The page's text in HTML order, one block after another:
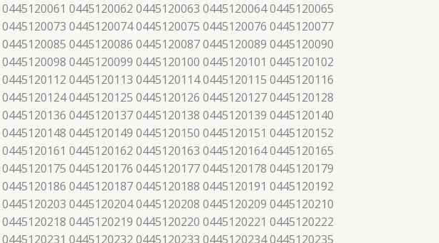
0445120062 0445120063 0445120064 0445120065
0445120074 0445120075 0445120076 0445120077
0445120086 0445120087 0445120089 0445120090
0445120099 0445120100 0445120101 0445120102
0445120113 0445120114 0445120115 0445120116
0445120125 0445120126 0445120127 0445120128
0445120137 0445120138 0445120139 0445120140
0445120149 0445120150 0445120151 0445120152
0445120162 0445120163 0445120164 0445120165
0445120176 0445120177 0445120178 0445120179
0445120187 0445120188 0445120191 0445120192
0445120204 0445120208 0445120209 0445120210
0445120219 0445120220 0445120221 0445120222
0445120232 0445120233 0445120234 0445120235